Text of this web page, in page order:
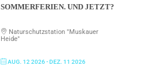
SOMMERFERIEN. UND JETZT?
Naturschutzstation "Muskauer
Heide"
AUG. 12 2026- DEZ. 11 2026